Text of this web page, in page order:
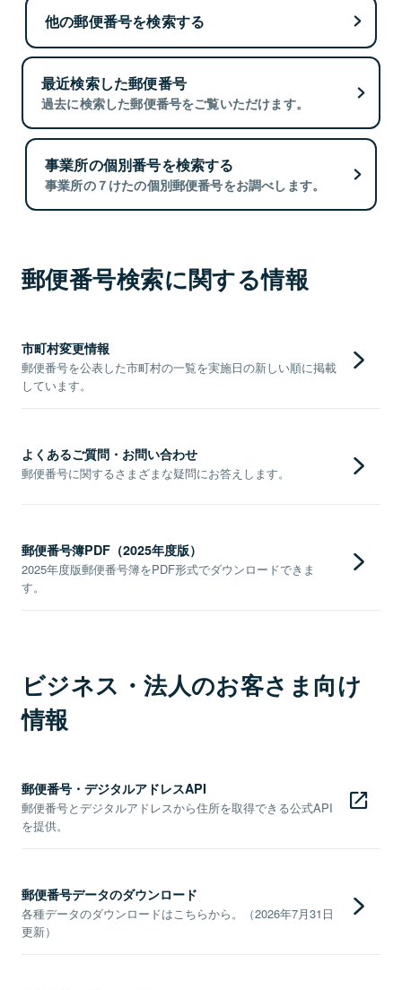
他の郵便番号を検索する
最近検索した郵便番号
過去に検索した郵便番号をご覧いただけます。
事業所の個別番号を検索する
事業所の７けたの個別郵便番号をお調べします。
郵便番号検索に関する情報
市町村変更情報
郵便番号を公表した市町村の一覧を実施日の新しい順に掲載
しています。
よくあるご質問・お問い合わせ
郵便番号に関するさまざまな疑問にお答えします。
郵便番号簿PDF（2025年度版）
2025年度版郵便番号簿をPDF形式でダウンロードできま
す。
ビジネス・法人のお客さま向け
情報
郵便番号・デジタルアドレスAPI
郵便番号とデジタルアドレスから住所を取得できる公式API
を提供。
郵便番号データのダウンロード
各種データのダウンロードはこちらから。（2026年7月31日
更新）